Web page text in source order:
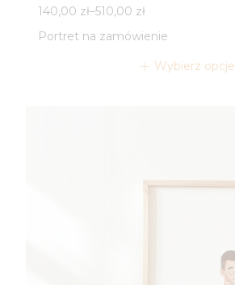
140,00 zł–510,00 zł
Zakres
od
Portret na zamówienie
Wybierz opcje